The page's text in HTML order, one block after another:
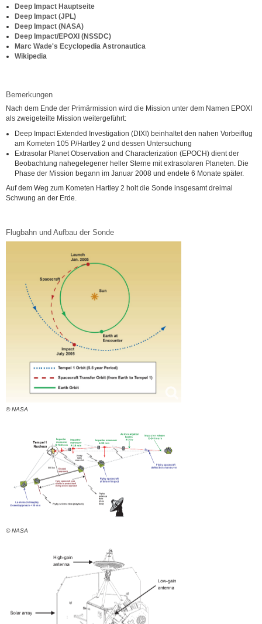
Deep Impact Hauptseite
Deep Impact (JPL)
Deep Impact (NASA)
Deep Impact/EPOXI (NSSDC)
Marc Wade's Ecyclopedia Astronautica
Wikipedia
Bemerkungen
Nach dem Ende der Primärmission wird die Mission unter dem Namen EPOXI
als zweigeteilte Mission weitergeführt:
Deep Impact Extended Investigation (DIXI) beinhaltet den nahen Vorbeiflug
am Kometen 105 P/Hartley 2 und dessen Untersuchung
Extrasolar Planet Observation and Characterization (EPOCH) dient der
Beobachtung nahegelegener heller Sterne mit extrasolaren Planeten. Die
Phase der Mission begann im Januar 2008 und endete 6 Monate später.
Auf dem Weg zum Kometen Hartley 2 holt die Sonde insgesamt dreimal
Schwung an der Erde.
Flugbahn und Aufbau der Sonde
© NASA
© NASA